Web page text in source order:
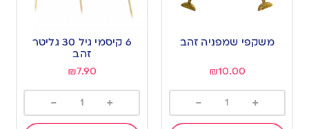
משקפי שמפניה זהב
₪10.00
+
-
6 קיסמי גיל 30 גליטר
זהב
₪7.90
+
-